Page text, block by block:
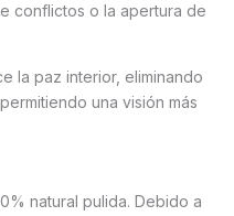
conflictos o la apertura de
la paz interior, eliminando
una visión más
natural pulida. Debido a